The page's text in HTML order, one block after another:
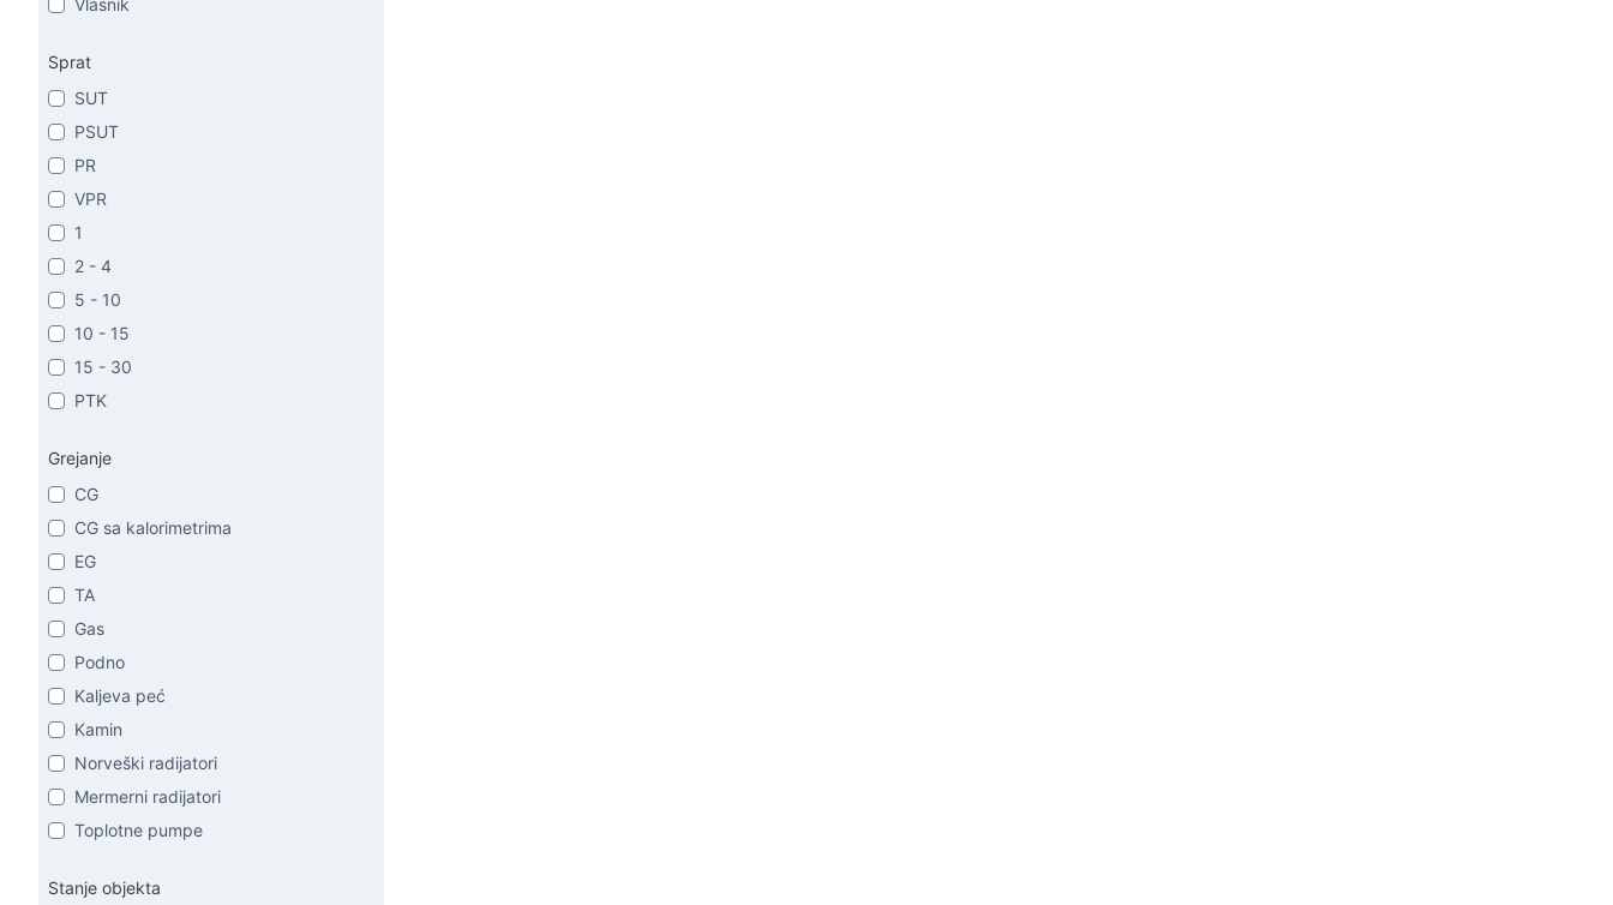
Vlasnik
Sprat
SUT
PSUT
PR
VPR
1
2 - 4
5 - 10
10 - 15
15 - 30
PTK
Grejanje
CG
CG sa kalorimetrima
EG
TA
Gas
Podno
Kaljeva peć
Kamin
Norveški radijatori
Mermerni radijatori
Toplotne pumpe
Stanje objekta